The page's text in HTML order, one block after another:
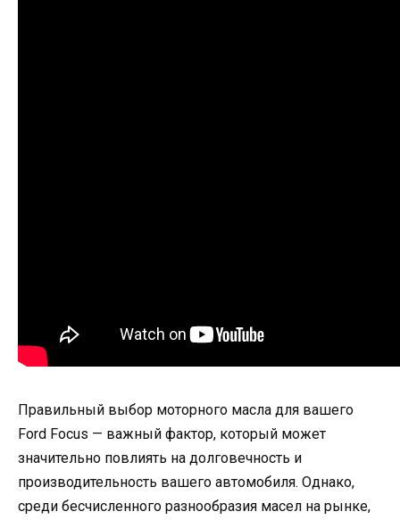
Правильный выбор моторного масла для вашего
Ford Focus — важный фактор, который может
значительно повлиять на долговечность и
производительность вашего автомобиля. Однако,
среди бесчисленного разнообразия масел на рынке,